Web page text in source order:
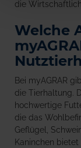
die
Welche
Bei myAGRAR
die Tierhaltung.
hochwertige
die das
Geflügel,
Kaninchen bietet